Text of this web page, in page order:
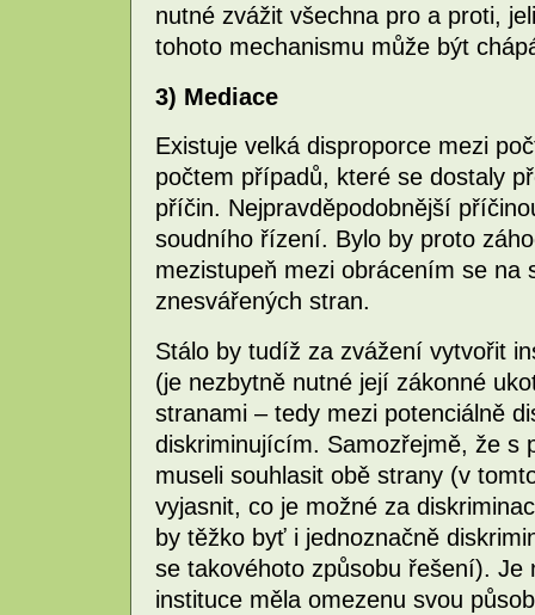
nutné zvážit všechna pro a proti,
tohoto mechanismu může být
3) Mediace
Existuje velká disproporce mezi
počtem případů, které se dostaly
příčin. Nejpravděpodobnější
soudního řízení. Bylo by proto
mezistupeň mezi obrácením se na
znesvářených stran.
Stálo by tudíž za zvážení vytvořit
(je nezbytně nutné její zákonné
stranami – tedy mezi potenciálně
diskriminujícím. Samozřejmě, že s
museli souhlasit obě strany (v
vyjasnit, co je možné za
by těžko byť i jednoznačně
se takovéhoto způsobu řešení).
instituce měla omezenu svou